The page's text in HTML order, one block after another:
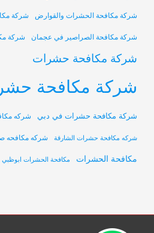
شركة مكافحة الحشرات والقوارض شركة
شركة مكافحة الصراصير في عجمان شركة
شركة مكافحة حشرات
شركة مكافحة
شركة مكافحة حشرات في دبي شركه
شركه مكافحة حشرات الشارقة شركه مكافحه
مكافحة الحشرات مكافحة الحشرات ابوظبي